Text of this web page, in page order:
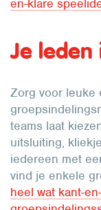
en-klare
Je leden
Zorg voor leuke
teams laat
uitsluiting,
iedereen met
vind je enkele
heel wat kant-